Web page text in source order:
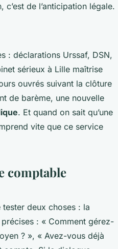
c’est de l’anticipation légale.
: déclarations Urssaf, DSN,
sérieux à Lille maîtrise
ouvrés suivant la clôture
de barème, une nouvelle
. Et quand on sait qu’une
vite que ce service
comptable
deux choses : la
: « Comment gérez-
? », « Avez-vous déjà